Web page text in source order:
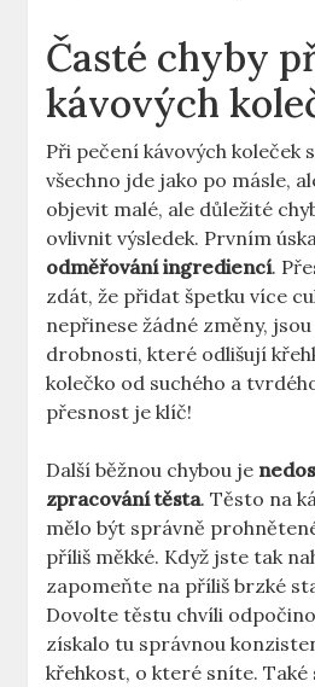
Časté chyby
kávových
Při pečení kávových koleček
všechno jde jako po másle,
objevit malé, ale důležité
ovlivnit výsledek. Prvním
odměřování ingrediencí.
zdát, že přidat špetku více
nepřinese žádné změny,
drobnosti, které odlišují
kolečko od suchého a
přesnost je klíč!
Další běžnou chybou je
zpracování těsta. Těsto na
mělo být správně
příliš měkké. Když jste tak
zapomeňte na příliš brzké
Dovolte těstu chvíli
získalo tu správnou
křehkost, o které sníte. Také